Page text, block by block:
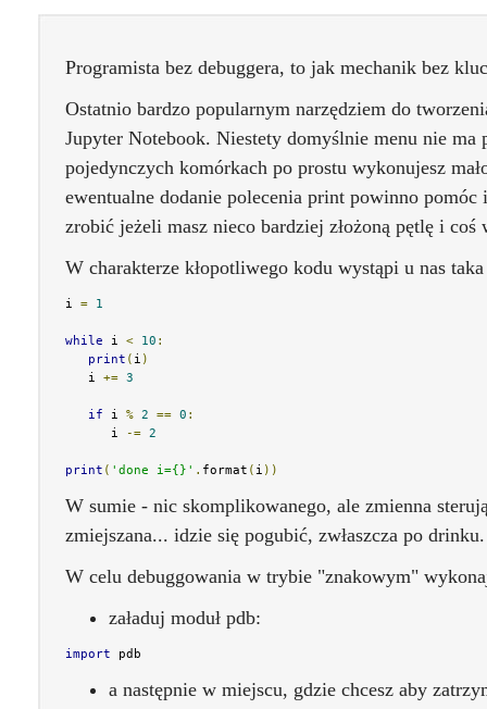
Programista bez debuggera, to jak mechanik bez
Ostatnio bardzo popularnym narzędziem do
Jupyter Notebook. Niestety domyślnie menu nie
pojedynczych komórkach po prostu wykonujesz
ewentualne dodanie polecenia print powinno
zrobić jeżeli masz nieco bardziej złożoną pętlę i coś
W charakterze kłopotliwego kodu wystąpi u nas
i = 1
while i < 10 :
print ( i )
   i
+= 3
if i % 2 == 0 :
      i
-= 2
print ( 'done i={}' . format ( i ))
W sumie - nic skomplikowanego, ale zmienna
zmiejszana... idzie się pogubić, zwłaszcza po drinku.
W celu debuggowania w trybie "znakowym"
załaduj moduł pdb:
import pdb
a następnie w miejscu, gdzie chcesz aby